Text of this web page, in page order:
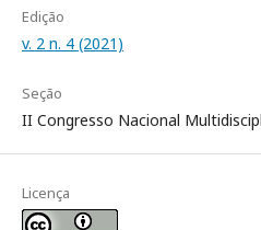
Edição
v. 2 n. 4 (2021)
Seção
II Congresso Nacional
Licença